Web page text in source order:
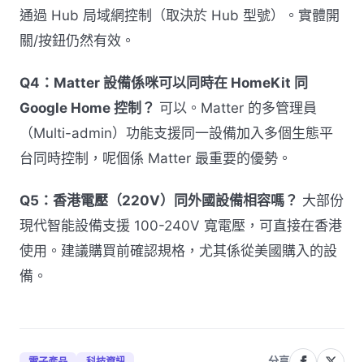
通過 Hub 局域網控制（取決於 Hub 型號）。實體開
關/按鈕仍然有效。
Q4：Matter 設備係咪可以同時在 HomeKit 同
Google Home 控制？ 可以。Matter 的多管理員
（Multi-admin）功能支援同一設備加入多個生態平
台同時控制，呢個係 Matter 最重要的優勢。
Q5：香港電壓（220V）同外國設備相容嗎？ 大部份
現代智能設備支援 100-240V 寬電壓，可直接在香港
使用。建議購買前確認規格，尤其係從美國購入的設
備。